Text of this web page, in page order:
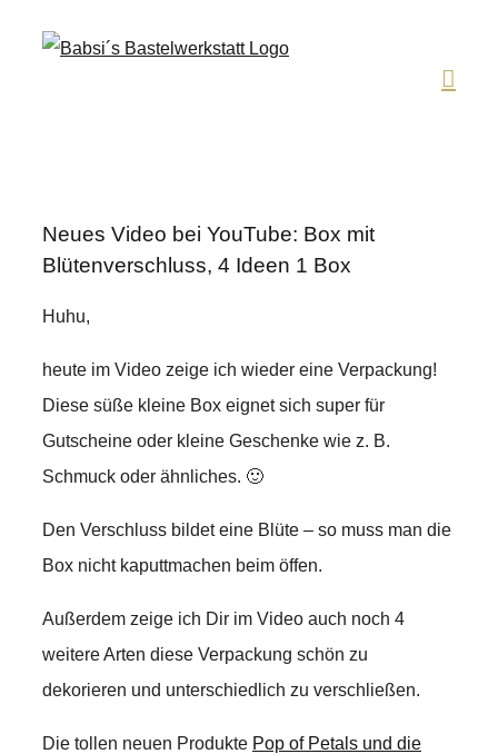
Neues Video bei YouTube: Box mit
Blütenverschluss, 4 Ideen 1 Box
Huhu,
heute im Video zeige ich wieder eine Verpackung!
Diese süße kleine Box eignet sich super für
Gutscheine oder kleine Geschenke wie z. B.
Schmuck oder ähnliches. 🙂
Den Verschluss bildet eine Blüte – so muss man die
Box nicht kaputtmachen beim öffen.
Außerdem zeige ich Dir im Video auch noch 4
weitere Arten diese Verpackung schön zu
dekorieren und unterschiedlich zu verschließen.
Die tollen neuen Produkte Pop of Petals und die